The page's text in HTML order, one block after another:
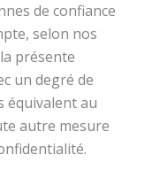
de confiance
selon nos
présente
un degré de
équivalent au
autre mesure